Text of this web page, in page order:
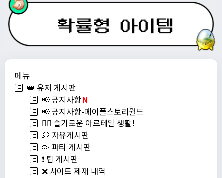
메뉴
👑 유저 게시판
📢 공지사항N
📢 공지사항-메이플스토리월드
💁‍♂ 슬기로운 아르테일 생활!
💭 자유게시판
🥳 파티 게시판
❗️ 팁 게시판
❌ 사이트 제재 내역